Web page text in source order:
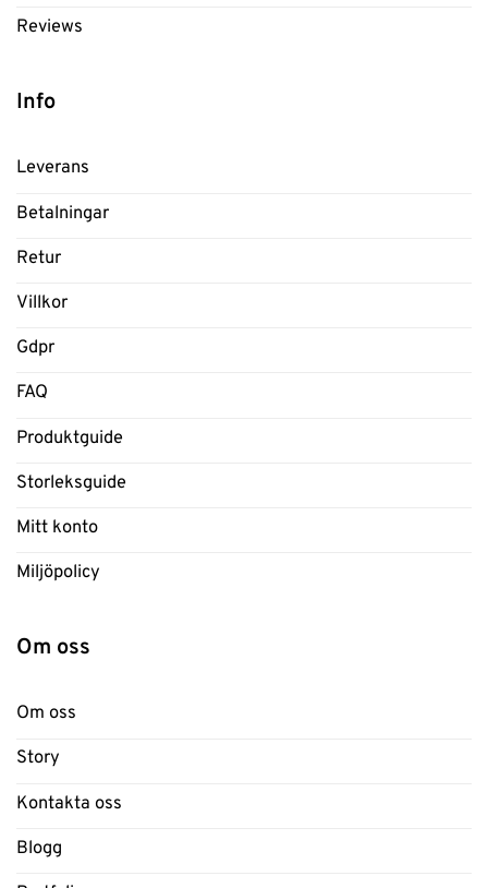
Reviews
Info
Leverans
Betalningar
Retur
Villkor
Gdpr
FAQ
Produktguide
Storleksguide
Mitt konto
Miljöpolicy
Om oss
Om oss
Story
Kontakta oss
Blogg